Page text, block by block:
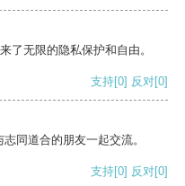
了无限的隐私保护和自由。
支持[0] 反对[0]
同道合的朋友一起交流。
支持[0] 反对[0]